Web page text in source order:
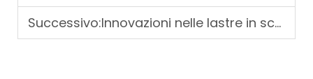
Successivo:Innovazioni nelle lastre in schiuma PVC per soluzioni costruttive leggere